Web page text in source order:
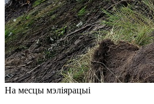
На месцы мэліярацыі